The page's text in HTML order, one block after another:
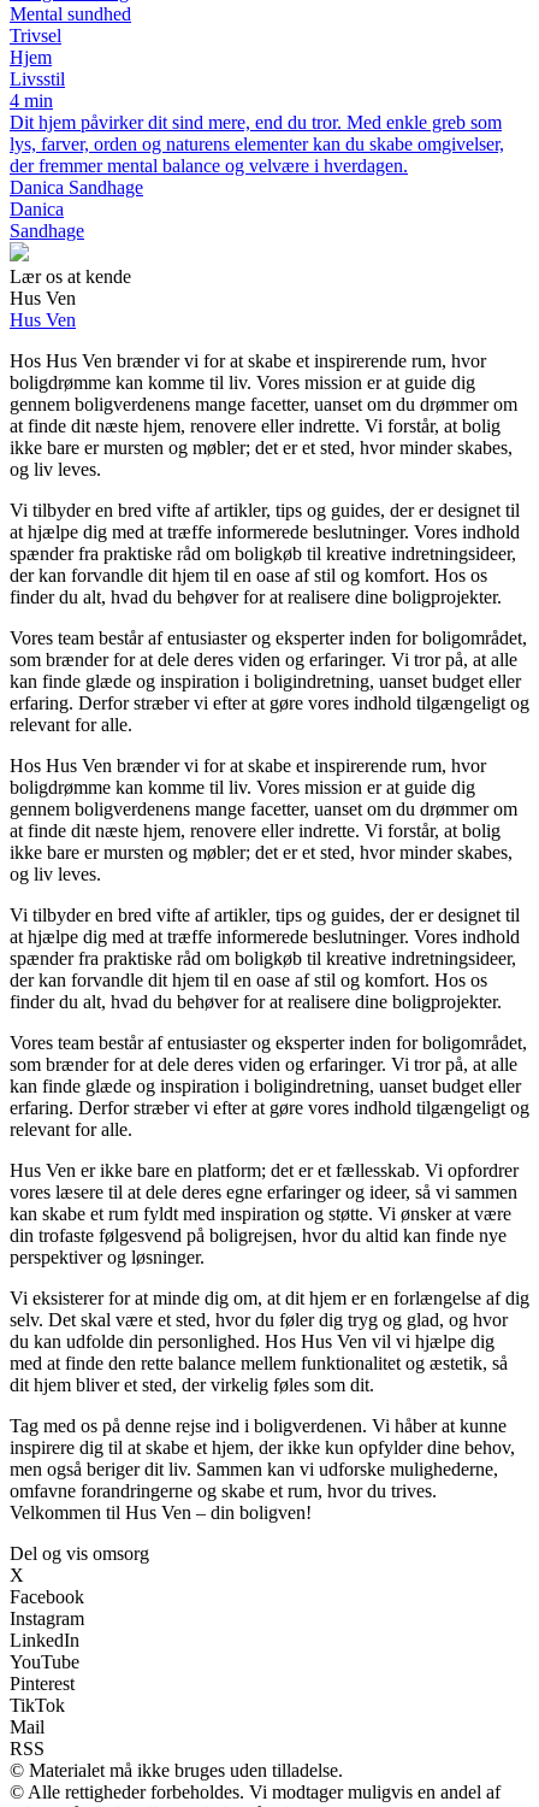
Mental sundhed
Trivsel
Hjem
Livsstil
4 min
Dit hjem påvirker dit sind mere, end du tror. Med enkle greb som
lys, farver, orden og naturens elementer kan du skabe omgivelser,
der fremmer mental balance og velvære i hverdagen.
Danica Sandhage
Danica
Sandhage
Lær os at kende
Hus Ven
Hus Ven
Hos Hus Ven brænder vi for at skabe et inspirerende rum, hvor
boligdrømme kan komme til liv. Vores mission er at guide dig
gennem boligverdenens mange facetter, uanset om du drømmer om
at finde dit næste hjem, renovere eller indrette. Vi forstår, at bolig
ikke bare er mursten og møbler; det er et sted, hvor minder skabes,
og liv leves.
Vi tilbyder en bred vifte af artikler, tips og guides, der er designet til
at hjælpe dig med at træffe informerede beslutninger. Vores indhold
spænder fra praktiske råd om boligkøb til kreative indretningsideer,
der kan forvandle dit hjem til en oase af stil og komfort. Hos os
finder du alt, hvad du behøver for at realisere dine boligprojekter.
Vores team består af entusiaster og eksperter inden for boligområdet,
som brænder for at dele deres viden og erfaringer. Vi tror på, at alle
kan finde glæde og inspiration i boligindretning, uanset budget eller
erfaring. Derfor stræber vi efter at gøre vores indhold tilgængeligt og
relevant for alle.
Hos Hus Ven brænder vi for at skabe et inspirerende rum, hvor
boligdrømme kan komme til liv. Vores mission er at guide dig
gennem boligverdenens mange facetter, uanset om du drømmer om
at finde dit næste hjem, renovere eller indrette. Vi forstår, at bolig
ikke bare er mursten og møbler; det er et sted, hvor minder skabes,
og liv leves.
Vi tilbyder en bred vifte af artikler, tips og guides, der er designet til
at hjælpe dig med at træffe informerede beslutninger. Vores indhold
spænder fra praktiske råd om boligkøb til kreative indretningsideer,
der kan forvandle dit hjem til en oase af stil og komfort. Hos os
finder du alt, hvad du behøver for at realisere dine boligprojekter.
Vores team består af entusiaster og eksperter inden for boligområdet,
som brænder for at dele deres viden og erfaringer. Vi tror på, at alle
kan finde glæde og inspiration i boligindretning, uanset budget eller
erfaring. Derfor stræber vi efter at gøre vores indhold tilgængeligt og
relevant for alle.
Hus Ven er ikke bare en platform; det er et fællesskab. Vi opfordrer
vores læsere til at dele deres egne erfaringer og ideer, så vi sammen
kan skabe et rum fyldt med inspiration og støtte. Vi ønsker at være
din trofaste følgesvend på boligrejsen, hvor du altid kan finde nye
perspektiver og løsninger.
Vi eksisterer for at minde dig om, at dit hjem er en forlængelse af dig
selv. Det skal være et sted, hvor du føler dig tryg og glad, og hvor
du kan udfolde din personlighed. Hos Hus Ven vil vi hjælpe dig
med at finde den rette balance mellem funktionalitet og æstetik, så
dit hjem bliver et sted, der virkelig føles som dit.
Tag med os på denne rejse ind i boligverdenen. Vi håber at kunne
inspirere dig til at skabe et hjem, der ikke kun opfylder dine behov,
men også beriger dit liv. Sammen kan vi udforske mulighederne,
omfavne forandringerne og skabe et rum, hvor du trives.
Velkommen til Hus Ven – din boligven!
Del og vis omsorg
X
Facebook
Instagram
LinkedIn
YouTube
Pinterest
TikTok
Mail
RSS
© Materialet må ikke bruges uden tilladelse.
© Alle rettigheder forbeholdes. Vi modtager muligvis en andel af